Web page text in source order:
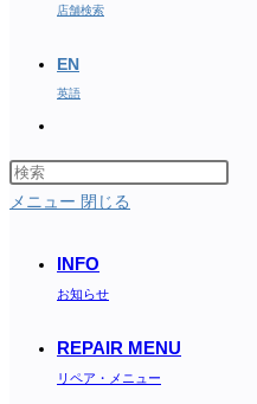
店舗検索
EN
英語
search
メニュー 閉じる
INFO
お知らせ
REPAIR MENU
リペア・メニュー